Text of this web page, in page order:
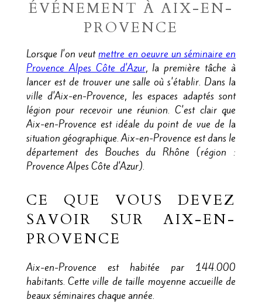
ÉVÉNEMENT À AIX-EN-
PROVENCE
Lorsque l'on veutmettre en oeuvre un séminaire en
Provence Alpes Côte d'Azur, la première tâche à
lancer est de trouver une salle où s'établir. Dans la
ville d'Aix-en-Provence, les espaces adaptés sont
légion pour recevoir une réunion. C'est clair que
Aix-en-Provence est idéale du point de vue de la
situation géographique. Aix-en-Provence est dans le
département des Bouches du Rhône (région :
Provence Alpes Côte d'Azur).
CE QUE VOUS DEVEZ
SAVOIR SUR AIX-EN-
PROVENCE
Aix-en-Provence est habitée par 144.000
habitants. Cette ville de taille moyenne accueille de
beaux séminaires chaque année.